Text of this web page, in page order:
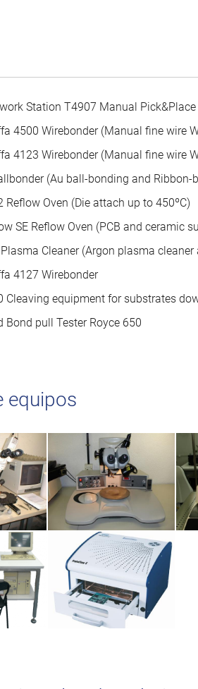
Station T4907 Manual Pick&Place
4500 Wirebonder (Manual fine wire
4123 Wirebonder (Manual fine wire
(Au ball-bonding and Ribbon-
Reflow Oven (Die attach up to 450ºC)
SE Reflow Oven (PCB and ceramic
Plasma Cleaner (Argon plasma
4127 Wirebonder
Cleaving equipment for substrates
Bond pull Tester Royce 650
equipos